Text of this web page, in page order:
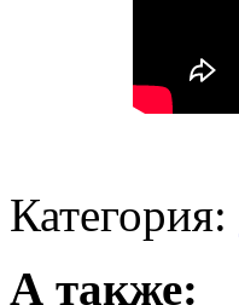
Категория:
А также: